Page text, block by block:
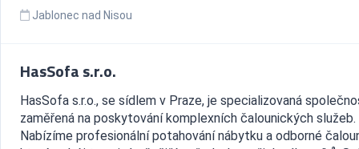
Jablonec nad Nisou
HasSofa s.r.o.
HasSofa s.r.o., se sídlem v Praze, je specializovaná
zaměřená na poskytování komplexních čalounických služeb.
Nabízíme profesionální potahování nábytku a odborné